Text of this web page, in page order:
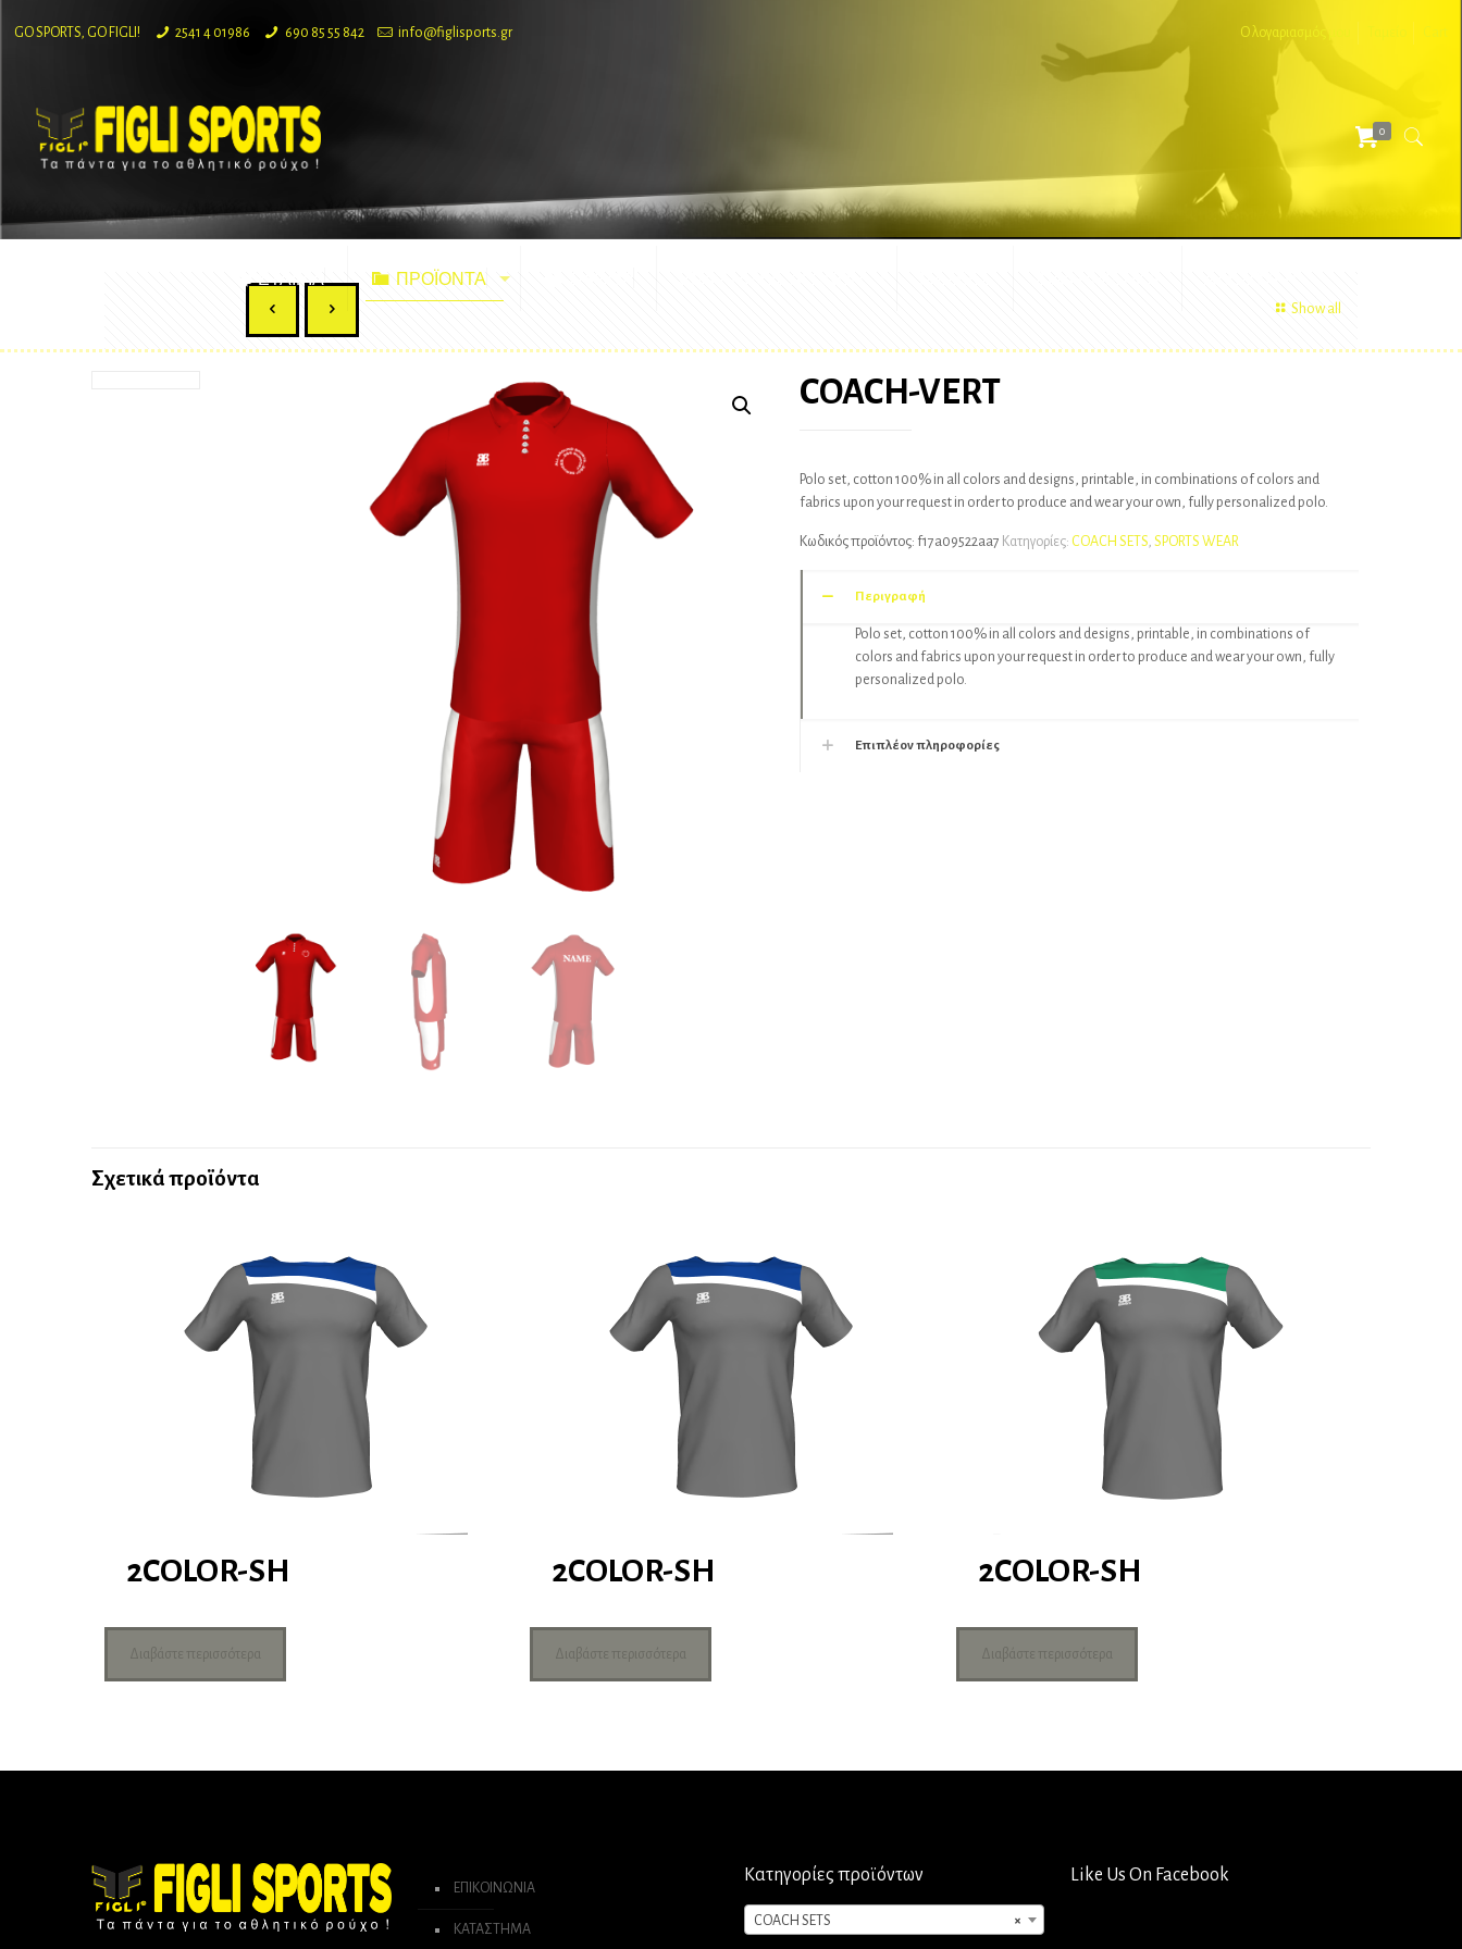
GO SPORTS, GO FIGLI! 2541 4 01986 690 85 55 842 info@figlisports.gr Ο λογαριασμός μου
ΕΤΑΙΡΙΑ ΠΡΟΪΟΝΤΑ
0
Show all
COACH-VERT
Polo set, cotton 100% in all colors and designs, printable, in combinations of colors and
fabrics upon your request in order to produce and wear your own, fully personalized polo.
Κωδικός προϊόντος: f17a09522aa7 Κατηγορίες: COACH SETS,SPORTS WEAR
Περιγραφή
Polo set, cotton 100% in all colors and designs, printable, in combinations of
colors and fabrics upon your request in order to produce and wear your own, fully
personalized polo.
Επιπλέον πληροφορίες
Σχετικά προϊόντα
2COLOR-SH
Διαβάστε περισσότερα
2COLOR-SH
Διαβάστε περισσότερα
2COLOR-SH
Διαβάστε περισσότερα
ΕΠΙΚΟΙΝΩΝΙΑ
ΚΑΤΑΣΤΗΜΑ
Κατηγορίες προϊόντων
×
COACH SETS
Like Us On Facebook